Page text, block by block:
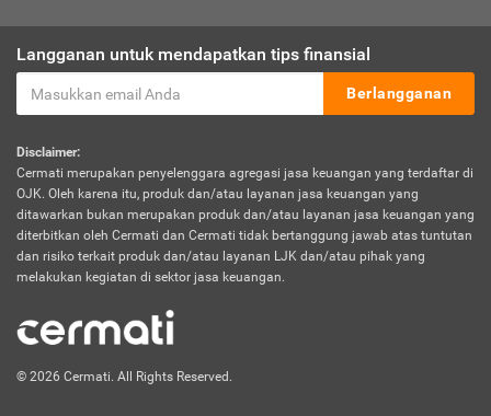
Langganan untuk mendapatkan tips finansial
Berlangganan
Disclaimer:
Cermati merupakan penyelenggara agregasi jasa keuangan yang terdaftar di
OJK. Oleh karena itu, produk dan/atau layanan jasa keuangan yang
ditawarkan bukan merupakan produk dan/atau layanan jasa keuangan yang
diterbitkan oleh Cermati dan Cermati tidak bertanggung jawab atas tuntutan
dan risiko terkait produk dan/atau layanan LJK dan/atau pihak yang
melakukan kegiatan di sektor jasa keuangan.
© 2026 Cermati. All Rights Reserved.